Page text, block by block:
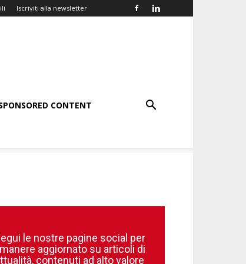
Iscriviti alla newsletter
CONTENT
le nostre pagine social per
aggiornato su articoli di
contenuti ad alto valore